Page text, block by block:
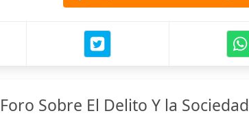
Foro Sobre El Delito Y la Sociedad